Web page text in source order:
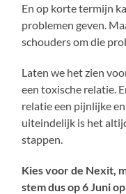
En op korte termijn
problemen geven.
schouders om die
Laten we het zien
een toxische relatie.
relatie een pijnlijke
uiteindelijk is het
stappen.
Kies voor de Nexit,
stem dus op 6 Juni